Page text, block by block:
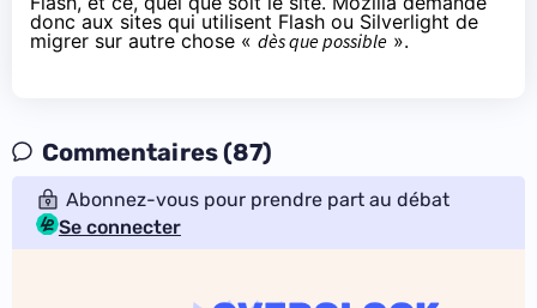
donc aux sites qui utilisent Flash ou Silverlight de
migrer sur autre chose « dès que possible ».
Commentaires (87)
Abonnez-vous pour prendre part au débat
Se connecter